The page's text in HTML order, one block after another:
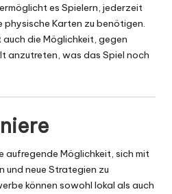
es Spielern, jederzeit
physische Karten zu benötigen.
die Möglichkeit, gegen
anzutreten, was das Spiel noch
aufregende Möglichkeit, sich mit
und neue Strategien zu
können sowohl lokal als auch